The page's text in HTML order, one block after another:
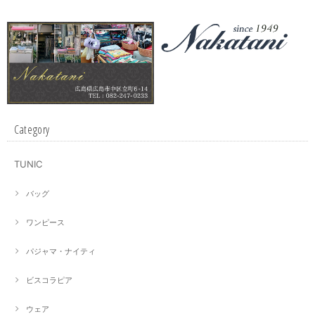
Category
TUNIC
バッグ
ワンピース
パジャマ・ナイティ
ビスコラピア
ウェア